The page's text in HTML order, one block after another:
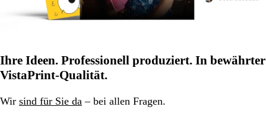
Ihre Ideen. Professionell produziert. In bewährter
VistaPrint-Qualität.
Wir sind für Sie da – bei allen Fragen.